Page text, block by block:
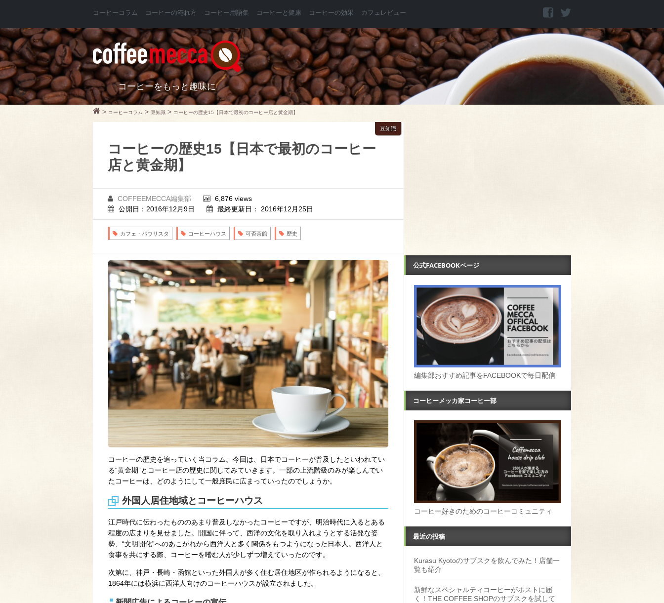
コーヒーコラム コーヒーの淹れ方 コーヒー用語集 コーヒーと健康 コーヒーの効果 カフェレビュー
コーヒーをもっと趣味に
> コーヒーコラム > 豆知識 > コーヒーの歴史15【日本で最初のコーヒー店と黄金期】
コーヒーの歴史15【日本で最初のコーヒー
店と黄金期】
豆知識
COFFEEMECCA編集部
6,876 views
公開日：2016年12月9日
最終更新日： 2016年12月25日
カフェ・パウリスタ コーヒーハウス 可否茶館 歴史
コーヒーの歴史を追っていく当コラム。今回は、日本でコーヒーが普及したといわれてい
る“黄金期”とコーヒー店の歴史に関してみていきます。一部の上流階級のみが楽しんでい
たコーヒーは、どのようにして一般庶民に広まっていったのでしょうか。
外国人居住地域とコーヒーハウス
江戸時代に伝わったもののあまり普及しなかったコーヒーですが、明治時代に入るとある
程度の広まりを見せました。開国に伴って、西洋の文化を取り入れようとする活発な姿
勢、“文明開化”へのあこがれから西洋人と多く関係をもつようになった日本人。西洋人と
食事を共にする際、コーヒーを嗜む人が少しずつ増えていったのです。
次第に、神戸・長崎・函館といった外国人が多く住む居住地区が作られるようになると、
1864年には横浜に西洋人向けのコーヒーハウスが設立されました。
公式FACEBOOKページ
編集部おすすめ記事をFACEBOOKで毎日配信
コーヒーメッカ家コーヒー部
コーヒー好きのためのコーヒーコミュニティ
最近の投稿
Kurasu Kyotoのサブスクを飲んでみた！店舗一
覧も紹介
新鮮なスペシャルティコーヒーがポストに届
く！THE COFFEE SHOPのサブスクを試して